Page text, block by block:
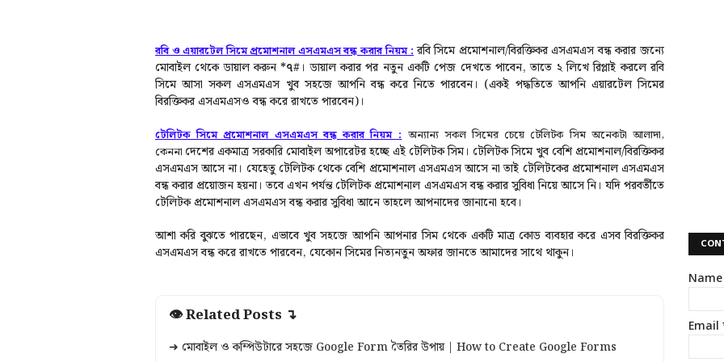
রবি ও এয়ারটেল সিমে প্রমোশনাল এসএমএস বন্ধ করার নিয়ম :রবি সিমে প্রমোশনাল/বিরক্তিকর এসএমএস বন্ধকরার জন্যে
মোবাইল থেকে ডায়াল করুন*৭#।ডায়াল করার পর নতুন একটি পেজ দেখতে পাবেন, তাতে ২ লিখে রিপ্লাই করলে রবি
সিমে আসা সকল এসএমএস খুব সহজে আপনি বন্ধ করে নিতে পারবেন। (একই পদ্ধতিতে আপনি এয়ারটেল সিমের
বিরক্তিকর এসএমএসও বন্ধ করে রাখতে পারবেন)।
টেলিটক সিমে প্রমোশনাল এসএমএস বন্ধ করার নিয়ম : অন্যান্য সকল সিমের চেয়ে টেলিটক সিম অনেকটা আলাদা,
কেননাদেশের একমাত্র সরকারি মোবাইল অপারেটর হচ্ছে এই টেলিটক সিম। টেলিটক সিমে খুব বেশি প্রমোশনাল/বিরক্তিকর
এসএমএস আসে না। যেহেতু টেলিটক থেকে বেশি প্রমোশনাল এসএমএস আসে না তাই টেলিটকের প্রমোশনাল এসএমএস
বন্ধ করার প্রয়োজন হয়না। তবে এখন পর্যন্ত টেলিটক প্রমোশনাল এসএমএস বন্ধ করার সুবিধা নিয়ে আসে নি। যদি পরবর্তীতে
টেলিটক প্রমোশনাল এসএমএস বন্ধ করার সুবিধা আনে তাহলে আপনাদের জানানো হবে।
আশা করি বুঝতে পারছেন, এভাবে খুব সহজে আপনি আপনার সিম থেকে একটি মাত্র কোড ব্যবহার করে এসব বিরক্তিকর
এসএমএস বন্ধ করে রাখতে পারবেন, যেকোন সিমের নিত্যনতুন অফার জানতে আমাদের সাথে থাকুন।
👁 Related Posts ↴
➜ মোবাইল ও কম্পিউটারে সহজে Google Form তৈরির উপায় | How to Create Google Forms
Name
Email